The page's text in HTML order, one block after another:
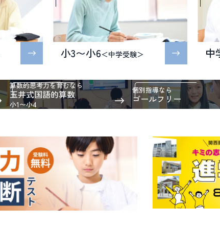
小3〜小6＜中学受験＞ 中
算数的思考力を育むなら
玉井式国語的算数
小1〜小4
個別指導なら
ゴールフリー